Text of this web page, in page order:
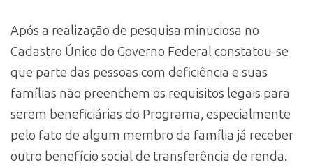
Após a realização de pesquisa minuciosa no
Cadastro Único do Governo Federal constatou-se
que parte das pessoas com deficiência e suas
famílias não preenchem os requisitos legais para
serem beneficiárias do Programa, especialmente
pelo fato de algum membro da família já receber
outro benefício social de transferência de renda.